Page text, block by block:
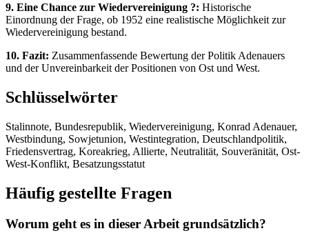
9. Eine Chance zur Wiedervereinigung ?: Historische
Einordnung der Frage, ob 1952 eine realistische Möglichkeit zur
Wiedervereinigung bestand.
10. Fazit: Zusammenfassende Bewertung der Politik Adenauers
und der Unvereinbarkeit der Positionen von Ost und West.
Schlüsselwörter
Stalinnote, Bundesrepublik, Wiedervereinigung, Konrad Adenauer,
Westbindung, Sowjetunion, Westintegration, Deutschlandpolitik,
Friedensvertrag, Koreakrieg, Allierte, Neutralität, Souveränität, Ost-
West-Konflikt, Besatzungsstatut
Häufig gestellte Fragen
Worum geht es in dieser Arbeit grundsätzlich?